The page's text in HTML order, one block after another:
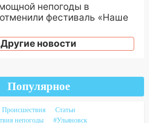
непогоды в
фестиваль «Наше
район первым в
и техникумы
области подали более 10
Другие новости
Популярное
Происшествия
Статьи
непогоды
#Ульяновск